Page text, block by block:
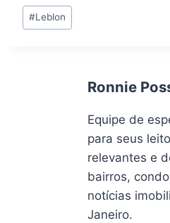
Tags
do
#Leblon
Ronnie
Equipe de
para seus
relevantes e
bairros,
notícias
Janeiro.